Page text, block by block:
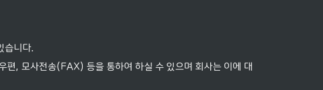
습니다.
편, 모사전송(FAX) 등을 통하여 하실 수 있으며 회사는 이에 대